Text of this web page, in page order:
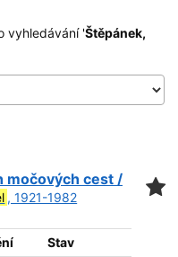
vyhledávání 'Štěpánek,
močových cest /
, 1921-1982
Stav